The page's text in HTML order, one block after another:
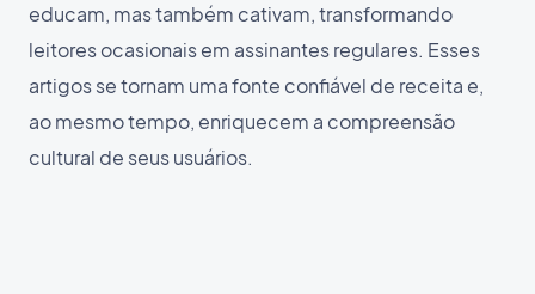
educam, mas também cativam, transformando
leitores ocasionais em assinantes regulares. Esses
artigos se tornam uma fonte confiável de receita e,
ao mesmo tempo, enriquecem a compreensão
cultural de seus usuários.